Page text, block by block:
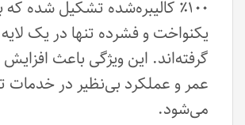
۱۰۰٪ کالیبره‌شده تشکیل شده
یکنواخت و فشرده تنها در یک لایه
گرفته‌اند. این ویژگی باعث
عمر و عملکرد بی‌نظیر در
می‌شود.